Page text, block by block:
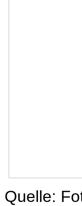
Quelle: